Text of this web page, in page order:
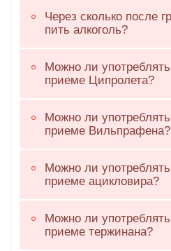
Через сколько после
пить алкоголь?
Можно ли
приеме Ципролета?
Можно ли
приеме Вильпрафена?
Можно ли
приеме ацикловира?
Можно ли
приеме тержинана?